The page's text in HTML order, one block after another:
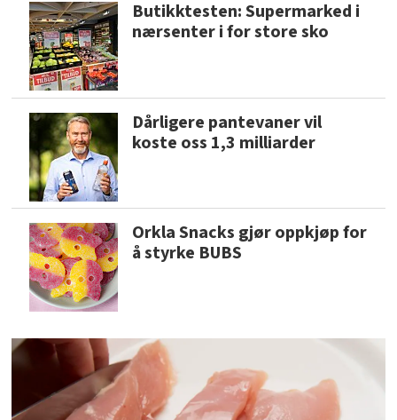
Butikktesten: Supermarked i
nærsenter i for store sko
Dårligere pantevaner vil
koste oss 1,3 milliarder
Orkla Snacks gjør oppkjøp for
å styrke BUBS